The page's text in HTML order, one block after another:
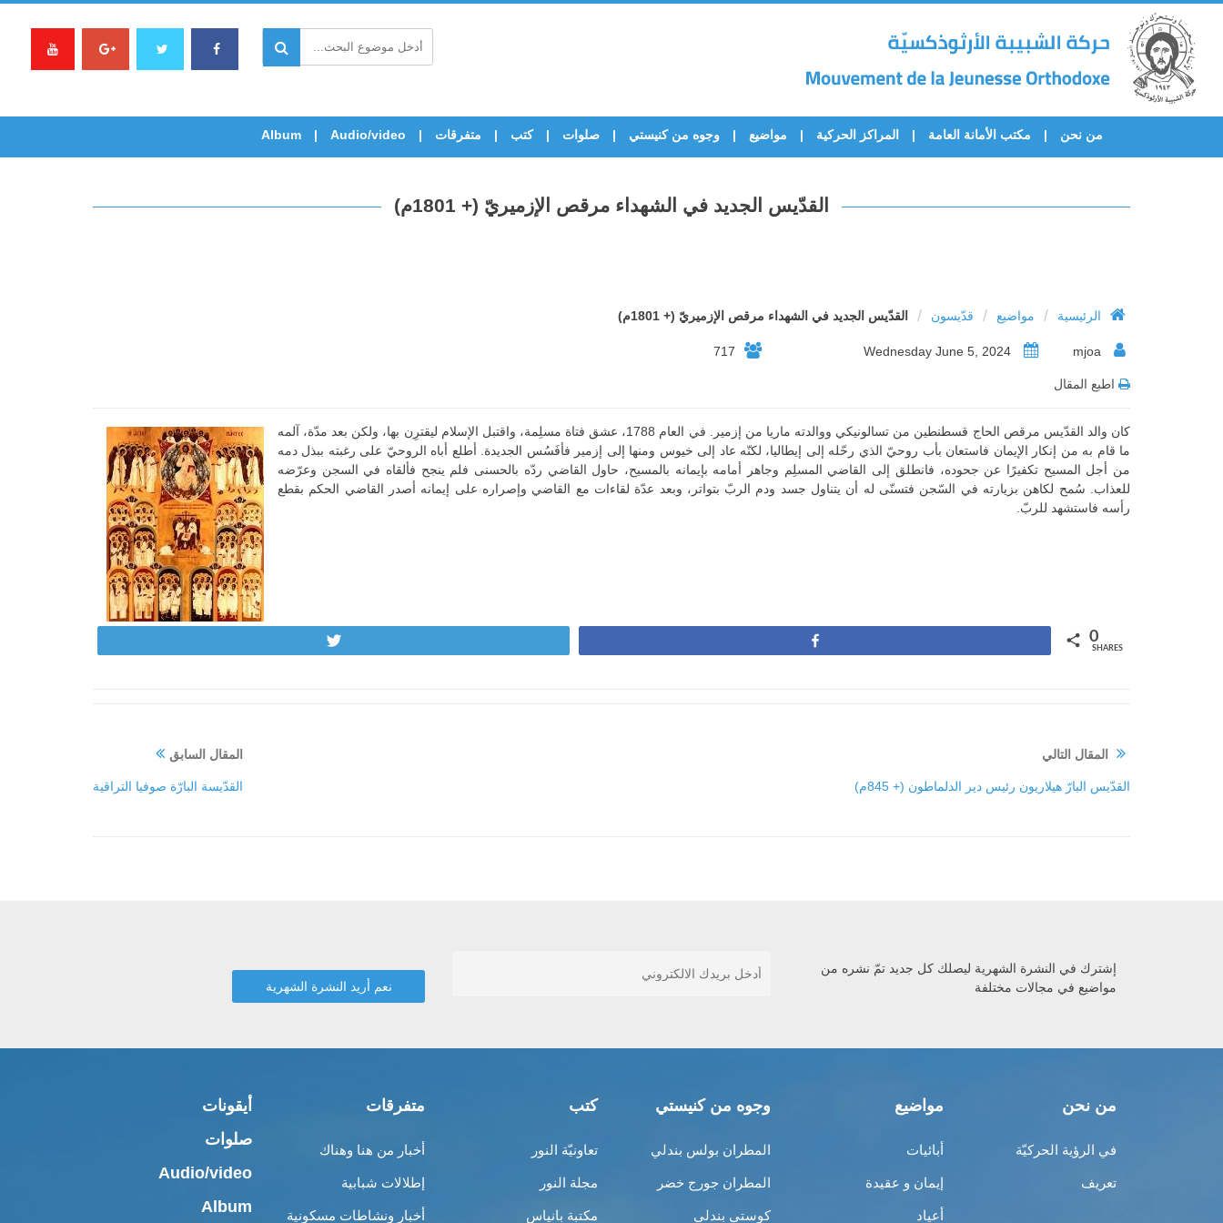
من نحن مكتب الأمانة العامة المراكز الحركية مواضيع وجوه من كنيستي صلوات كتب متفرقات Audio/video
Album
القدّيس الجديد في الشهداء مرقص الإزميريّ (+ 1801م)
الرئيسية / مواضيع / قدّيسون / القدّيس الجديد في الشهداء مرقص الإزميريّ (+ 1801م)
717
اطبع المقال
كان والد القدّيس مرقص الحاج قسطنطين من تسالونيكي ووالدته ماريا من إزمير. في العام 1788، عشق فتاة مسلِمة، واقتبل الإسلام ليقترِن بها، ولكن بعد مدّة، آلمه
ما قام به من إنكار الإيمان فاستعان بأب روحيّ الذي رحّله إلى إيطاليا، لكنّه عاد إلى خيوس ومنها إلى إزمير فأفَسُس الجديدة. أطلع أباه الروحيّ على رغبته ببذل دمه
من أجل المسيح تكفيرًا عن جحوده، فانطلق إلى القاضي المسلِم وجاهر أمامه بإيمانه بالمسيح، حاول القاضي ردّه بالحسنى فلم ينجح فألقاه في السجن وعرّضه
للعذاب. سُمح لكاهن بزيارته في السّجن فتسنّى له أن يتناول جسد ودم الربّ بتواتر، وبعد عدّة لقاءات مع القاضي وإصراره على إيمانه أصدر القاضي الحكم بقطع
رأسه فاستشهد للربّ.
0
SHARES
المقال السابق
القدّيسة البارّة صوفيا التراقية
المقال التالي
القدّيس البارّ هيلاريون رئيس دير الدلماطون (+ 845م)
إشترك في النشرة الشهرية ليصلك كل جديد تمّ نشره من
مواضيع في مجالات مختلفة
من نحن
في الرؤية الحركيّة
تعريف
مواضيع
أبائيات
إيمان و عقيدة
أعياد
وجوه من كنيستي
المطران بولس بندلي
المطران جورج خضر
كوستي بندلي
كتب
تعاونيّة النور
مجلة النور
مكتبة بانياس
متفرقات
أخبار من هنا وهناك
إطلالات شبابية
أخبار ونشاطات مسكونية
أيقونات
صلوات
Audio/video
Album